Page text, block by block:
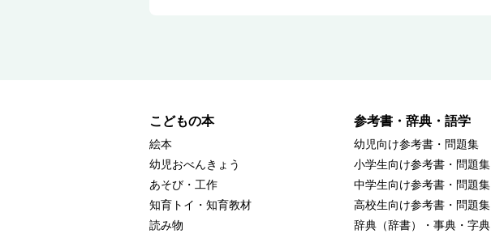
こどもの本
絵本
幼児おべんきょう
あそび・工作
知育トイ・知育教材
読み物
参考書・辞典・語学
幼児向け参考書・問題集
小学生向け参考書・問題集
中学生向け参考書・問題集
高校生向け参考書・問題集
辞典（辞書）・事典・字典